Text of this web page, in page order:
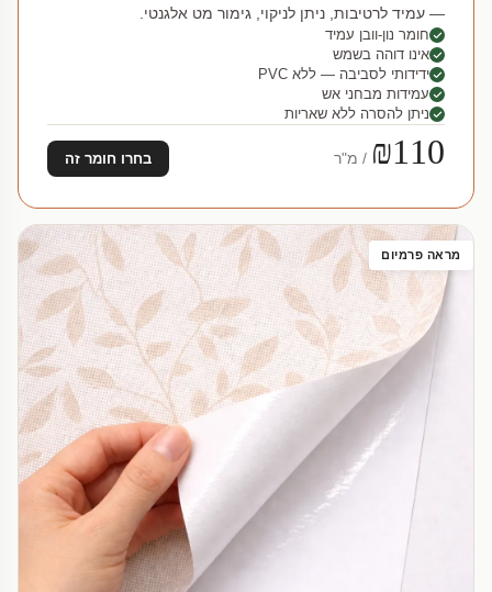
— עמיד לרטיבות, ניתן לניקוי, גימור מט אלגנטי.
חומר נון-וובן עמיד
אינו דוהה בשמש
ידידותי לסביבה — ללא PVC
עמידות מבחני אש
ניתן להסרה ללא שאריות
₪110 / מ"ר בחרו חומר זה
מראה פרמיום